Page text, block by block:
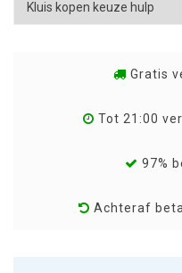
Gratis
Tot 21:00
97%
Achteraf